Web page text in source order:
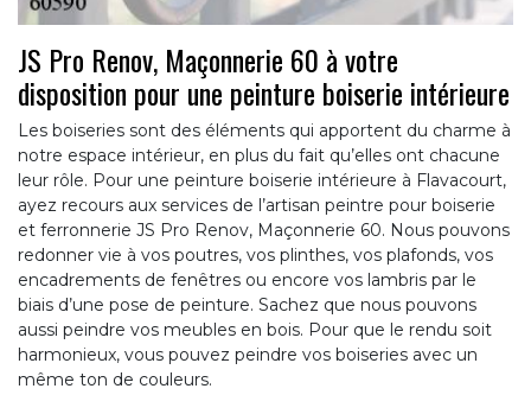
JS Pro Renov, Maçonnerie 60 à votre
disposition pour une peinture boiserie intérieure
Les boiseries sont des éléments qui apportent du charme à
notre espace intérieur, en plus du fait qu’elles ont chacune
leur rôle. Pour une peinture boiserie intérieure à Flavacourt,
ayez recours aux services de l’artisan peintre pour boiserie
et ferronnerie JS Pro Renov, Maçonnerie 60. Nous pouvons
redonner vie à vos poutres, vos plinthes, vos plafonds, vos
encadrements de fenêtres ou encore vos lambris par le
biais d’une pose de peinture. Sachez que nous pouvons
aussi peindre vos meubles en bois. Pour que le rendu soit
harmonieux, vous pouvez peindre vos boiseries avec un
même ton de couleurs.